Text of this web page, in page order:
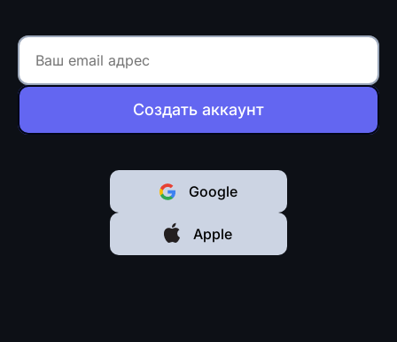
Создать аккаунт
Google
Apple